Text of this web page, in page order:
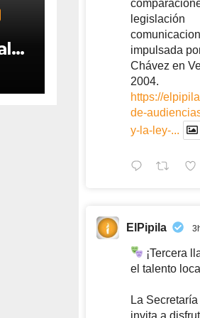
legislación
impulsada
Chávez en
2004.
https://
de-
y-la-ley-...
ElPipila
¡Tercera
el talento
La
invita a